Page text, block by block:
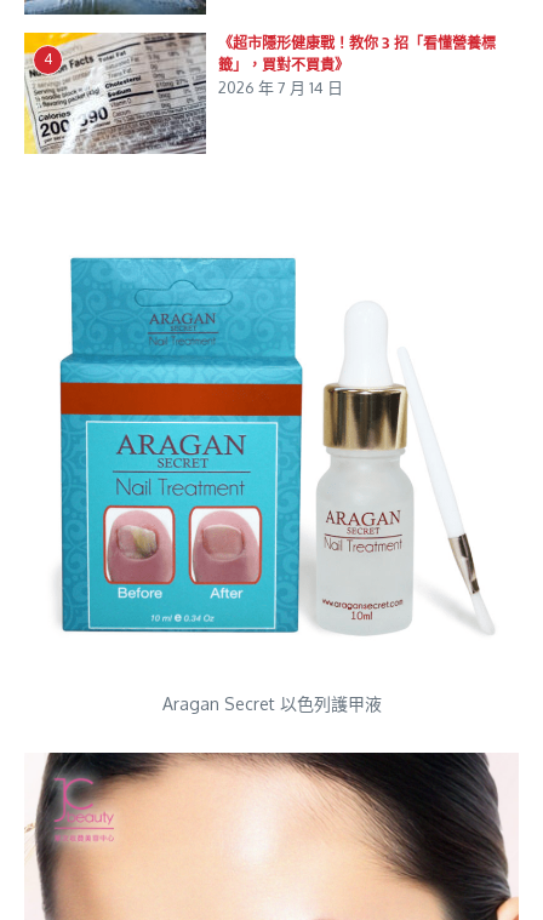
4
《超市隱形健康戰！教你 3 招「看懂營養標
籤」，買對不買貴》
2026 年 7 月 14 日
Aragan Secret 以色列護甲液